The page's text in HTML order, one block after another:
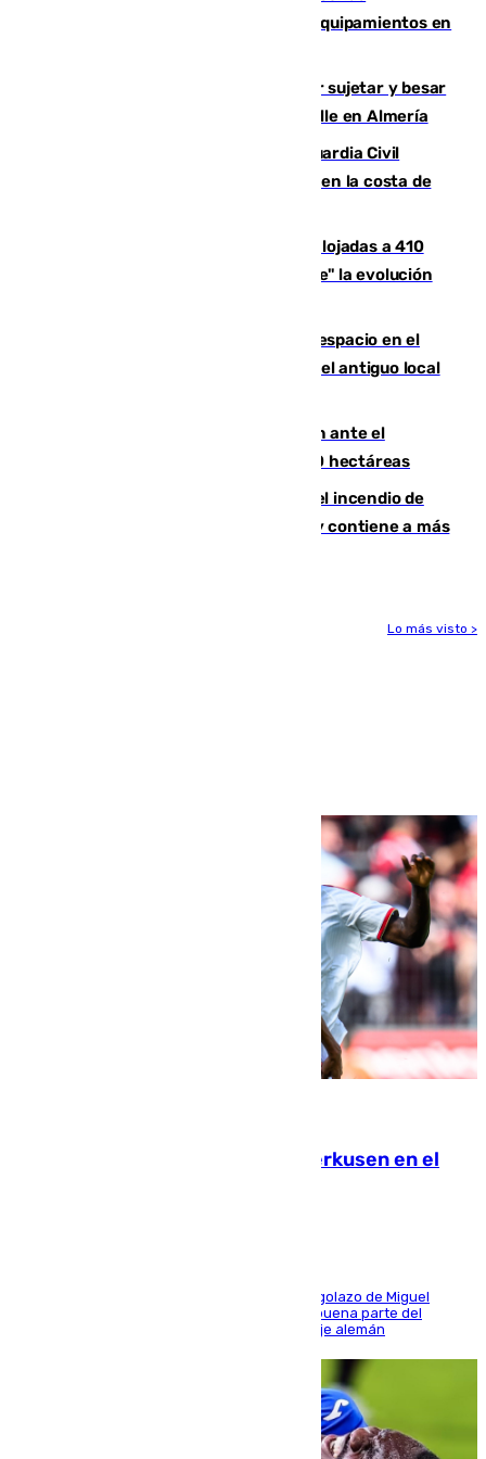
vulnerables con cesión de viviendas y equipamientos en
Condenado a dos años de cárcel por sujetar y besar
a una menor tras abordarla en plena calle en Almería
Persecución en Punta Umbría: la Guardia Civil
interviene más de 800 kilos de cocaína en la costa de
El incendio de Niebla mantiene desalojadas a 410
personas que siguen con "incertidumbre" la evolución
Las marcas internacionales ganan espacio en el
Centro de Málaga: la Tagliatella abre en el antiguo local
Moreno pide extremar la precaución ante el
incendio de Niebla, que supera las 4.000 hectáreas
340 personas más desalojadas por el incendio de
Niebla, que mantiene a 410 evacuadas y contiene a más
Lo más visto >
El Sevilla se desinfla ante el Leverkusen en el
El conjunto de Luis García se adelantó con un golazo de Miguel
Sierra y ofreció buenas sensaciones durante buena parte del
encuentro, pero acabó cediendo ante el empuje alemán